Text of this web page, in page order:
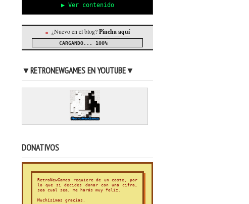
▶ Ver contenido
● ¿Nuevo en el blog?Pincha aquí
CARGANDO... 100%
▼RETRONEWGAMES EN YOUTUBE▼
DONATIVOS
RetroNewGames requiere de un coste, por
lo que si decides donar con una cifra,
sea cual sea, me harás muy feliz.
Muchísimas gracias.